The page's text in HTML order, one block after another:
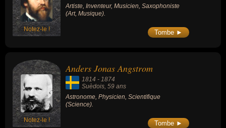
Notez-le !
Artiste, Inventeur, Musicien, Saxophoniste
(Art, Musique).
Tombe ►
Notez-le !
Anders Jonas Angstrom
1814 - 1874
Suèdois , 59 ans
Astronome, Physicien, Scientifique
(Science).
Tombe ►